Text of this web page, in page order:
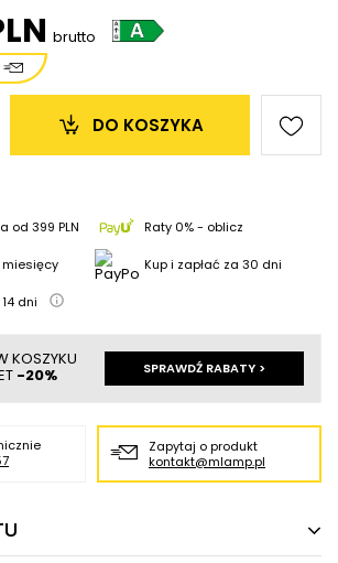
brutto
DO KOSZYKA
od 399 PLN Raty 0% - oblicz
Kup i zapłać za 30 dni
14 dni
KOSZYKU
-20% SPRAWDŹ RABATY >
Zapytaj o produkt
kontakt@mlamp.pl